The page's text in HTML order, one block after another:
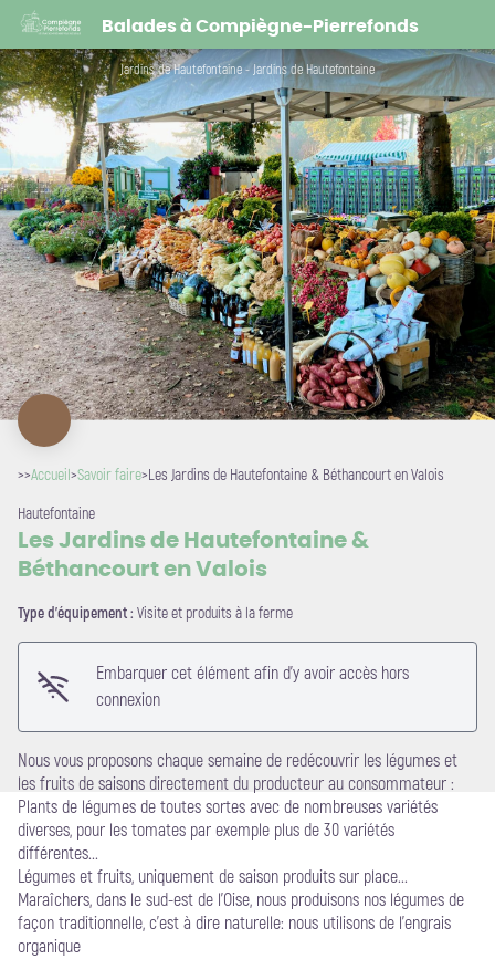
Balades à Compiègne-Pierrefonds
Jardins de Hautefontaine - Jardins de Hautefontaine
Voir l'image en plein écran
>>Accueil>Savoir faire>Les Jardins de Hautefontaine & Béthancourt en Valois
Hautefontaine
Les Jardins de Hautefontaine &
Béthancourt en Valois
Type d'équipement : Visite et produits à la ferme
Embarquer cet élément afin d'y avoir accès hors
connexion
Nous vous proposons chaque semaine de redécouvrir les légumes et
les fruits de saisons directement du producteur au consommateur :
Plants de légumes de toutes sortes avec de nombreuses variétés
diverses, pour les tomates par exemple plus de 30 variétés
différentes...
Légumes et fruits, uniquement de saison produits sur place...
Maraîchers, dans le sud-est de l’Oise, nous produisons nos légumes de
façon traditionnelle, c’est à dire naturelle: nous utilisons de l’engrais
organique